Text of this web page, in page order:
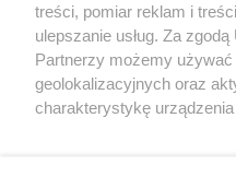
X Facebook
treści, pomiar reklam i
ulepszanie usług. Za
Partnerzy możemy używać
geolokalizacyjnych oraz
charakterystykę